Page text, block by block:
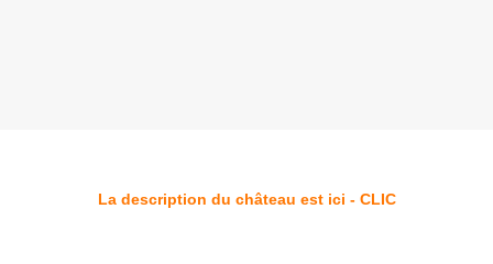
La description du château est ici - CLIC